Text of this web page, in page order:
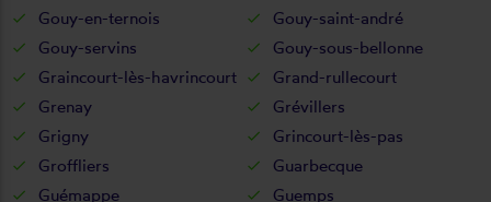
Gouy-en-ternois
Gouy-saint-andré
Gouy-servins
Gouy-sous-bellonne
Graincourt-lès-havrincourt
Grand-rullecourt
Grenay
Grévillers
Grigny
Grincourt-lès-pas
Groffliers
Guarbecque
Guémappe
Guemps